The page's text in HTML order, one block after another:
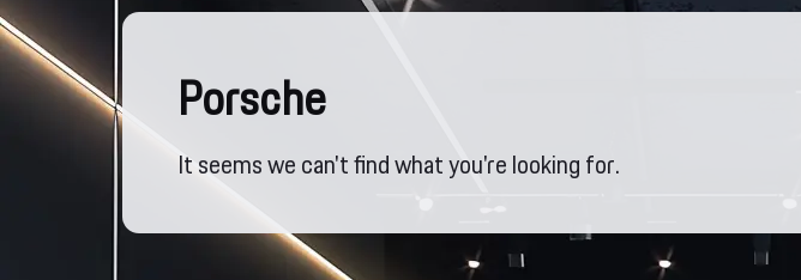
Porsche
It seems we can't find what you're looking for.